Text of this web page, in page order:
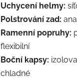
Uchycení helmy:
Polstrování zad:
Ramenní popruhy:
flexibilní
Boční kapsy:
chladné